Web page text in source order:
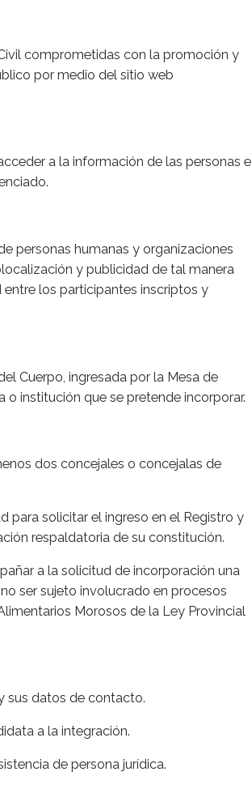
comprometidas con la promoción y
por medio del sitio web
a la información de las personas e
personas humanas y organizaciones
y publicidad de tal manera
entre los participantes inscriptos y
Cuerpo, ingresada por la Mesa de
institución que se pretende incorporar.
dos concejales o concejalas de
para solicitar el ingreso en el Registro y
respaldatoria de su constitución.
a la solicitud de incorporación una
ser sujeto involucrado en procesos
Morosos de la Ley Provincial
sus datos de contacto.
a la integración.
de persona jurídica.